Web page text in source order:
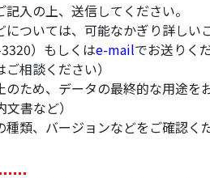
記入の上、送信してください。
ついては、可能なかぎり詳しい
）もしくはe-mailでお送りく
相談ください）
ため、データの最終的な用途を
書など）
類、バージョンなどをご確認く